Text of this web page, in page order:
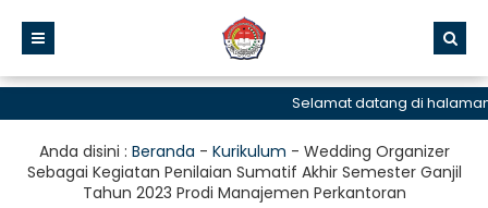
Selamat datang di halaman
Anda disini : Beranda - Kurikulum - Wedding Organizer
Sebagai Kegiatan Penilaian Sumatif Akhir Semester Ganjil
Tahun 2023 Prodi Manajemen Perkantoran